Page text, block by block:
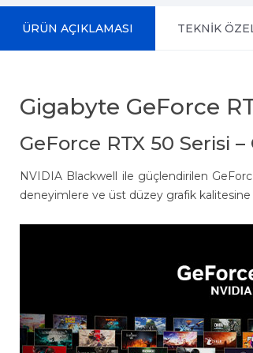
ÜRÜN AÇIKLAMASI TEKNİK
Gigabyte GeForce
GeForce RTX 50 Serisi
NVIDIA Blackwell ile güçlendirilen
deneyimlere ve üst düzey grafik kalitesine